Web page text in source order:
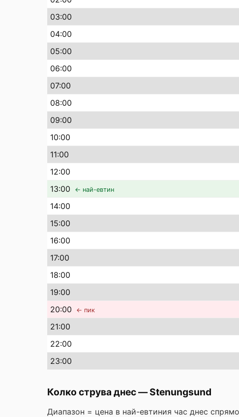
03:00
04:00
05:00
06:00
07:00
08:00
09:00
10:00
11:00
12:00
13:00 ← най-евтин
14:00
15:00
16:00
17:00
18:00
19:00
20:00 ← пик
21:00
22:00
23:00
Колко струва днес—Stenungsund
Диапазон = цена в най-евтиния час днес